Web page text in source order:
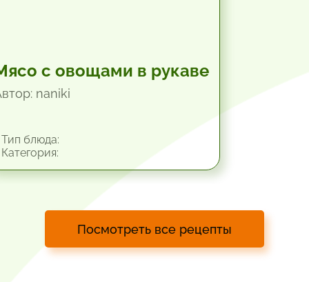
с овощами в рукаве
naniki
блюда:
Посмотреть все рецепты